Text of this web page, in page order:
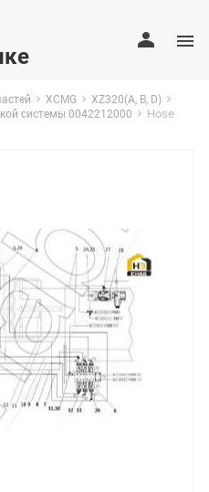
XCMG
XZ320(A, B, D)
системы 0042212000
Hose